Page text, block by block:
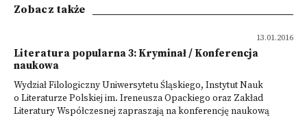
Zobacz także
13.01.2016
Literatura popularna 3: Kryminał / Konferencja
naukowa
Wydział Filologiczny Uniwersytetu Śląskiego, Instytut Nauk
o Literaturze Polskiej im. Ireneusza Opackiego oraz Zakład
Literatury Współczesnej zapraszają na konferencję naukową